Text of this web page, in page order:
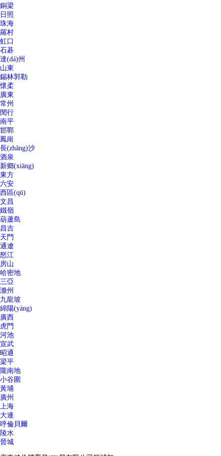
銅梁
日照
珠海
羅村
虹口
石碁
達(dá)州
山東
錫林郭勒
懷柔
廣東
常州
閔行
南平
邯鄲
鳳崗
長(zhǎng)沙
酒泉
新鄉(xiāng)
東方
六安
西區(qū)
文昌
鐵嶺
葫蘆島
昌吉
天門
通遼
怒江
房山
哈密地
三亞
滁州
九龍坡
綿陽(yáng)
廣西
虎門
河池
宣武
昭通
梁平
隴南地
小谷圍
黃埔
廣州
上海
大連
呼倫貝爾
陵水
晉城